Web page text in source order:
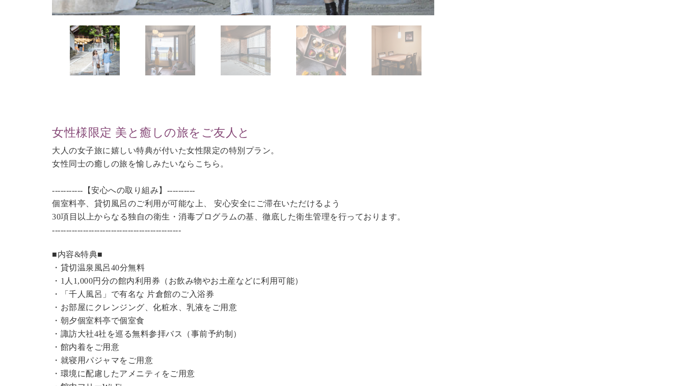
女性様限定 美と癒しの旅をご友人と
大人の女子旅に嬉しい特典が付いた女性限定の特別プラン。
女性同士の癒しの旅を愉しみたいならこちら。
-----------【安心への取り組み】----------
個室料亭、貸切風呂のご利用が可能な上、 安心安全にご滞在いただけるよう
30項目以上からなる独自の衛生・消毒プログラムの基、徹底した衛生管理を行っております。
----------------------------------------------
■内容&特典■
・ 貸切温泉風呂40分無料
・1人1,000円分の館内利用券（お飲み物やお土産などに利用可能）
・「千人風呂」で有名な 片倉館のご入浴券
・お部屋にクレンジング、化粧水、乳液をご用意
・朝夕個室料亭で個室食
・諏訪大社4社を巡る無料参拝バス（事前予約制）
・館内着をご用意
・就寝用パジャマをご用意
・環境に配慮したアメニティをご用意